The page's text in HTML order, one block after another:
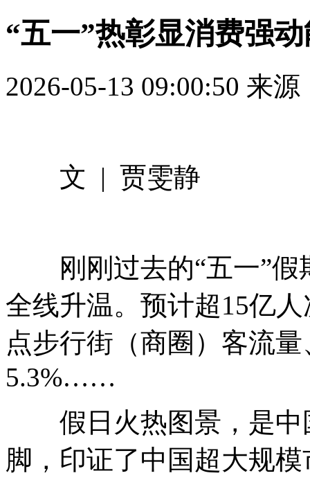
“五一”热彰显消费强
2026-05-13 09:00:50 来
文 | 贾雯静
刚刚过去的“五一”假
全线升温。预计超15亿
点步行街（商圈）客流
5.3%……
假日火热图景，是中
脚，印证了中国超大规